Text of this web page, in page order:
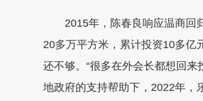
2015年，陈春良响应温商回归
20多万平方米，累计投资10多亿
还不够。“很多在外会长都想回
地政府的支持帮助下，2022年，